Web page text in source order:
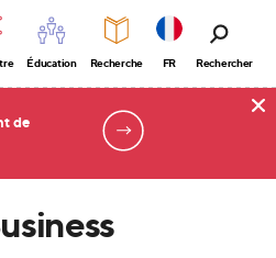
Éducation Recherche FR Rechercher
de